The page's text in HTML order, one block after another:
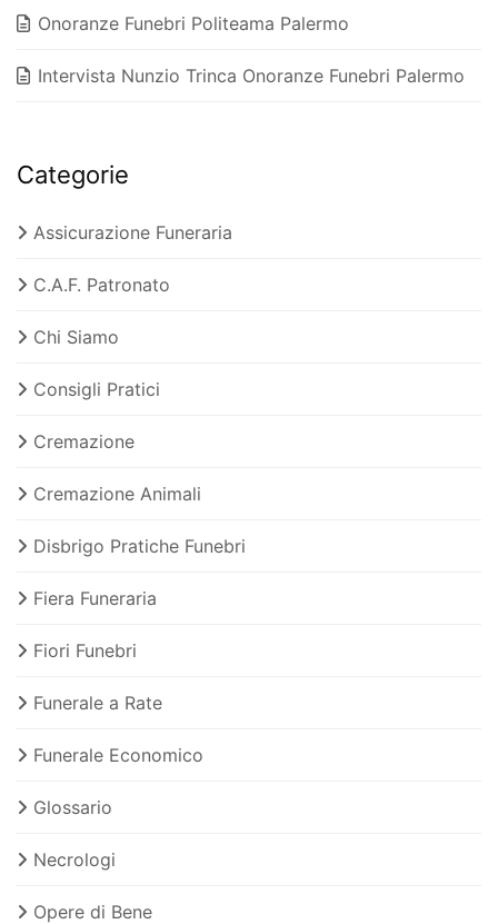
Onoranze Funebri Politeama Palermo
Intervista Nunzio Trinca Onoranze Funebri Palermo
Categorie
Assicurazione Funeraria
C.A.F. Patronato
Chi Siamo
Consigli Pratici
Cremazione
Cremazione Animali
Disbrigo Pratiche Funebri
Fiera Funeraria
Fiori Funebri
Funerale a Rate
Funerale Economico
Glossario
Necrologi
Opere di Bene